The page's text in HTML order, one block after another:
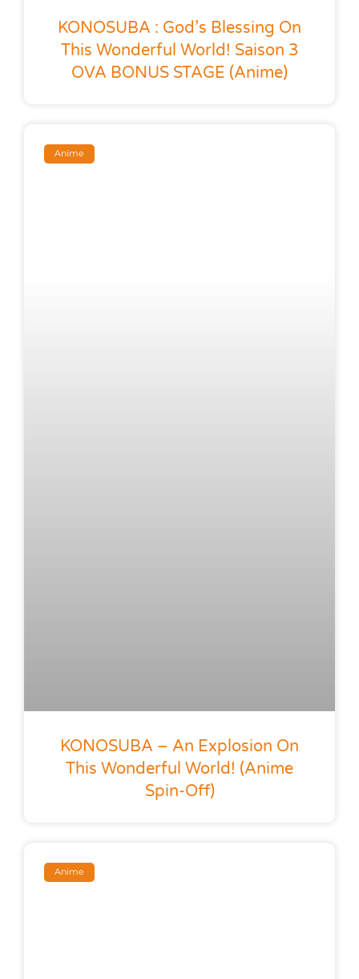
KONOSUBA : God’s Blessing On
This Wonderful World! Saison 3
OVA BONUS STAGE (anime)
Anime
KONOSUBA – An Explosion On
This Wonderful World! (anime
Spin-Off)
Anime